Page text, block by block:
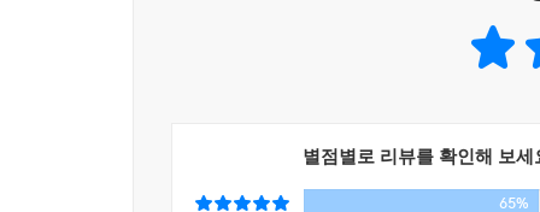
아니요, 어머니, 저 잘할 자신 없는대요. 그런 건
라진다는 정대현 씨의 말을 다시 한번 곱씹었다.
별점별로 리뷰를 확인해 보세
65%